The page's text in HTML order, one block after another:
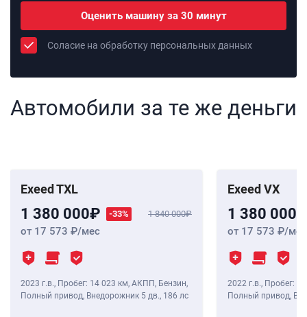
Оценить машину за 30 минут
Соласие на обработку персональных данных
Автомобили за те же деньги
Exeed TXL
1 380 000 -33% 1 840 000
от 17 573 /мес
2023 г.в., Пробег: 14 023 км, АКПП, Бензин,
Полный привод, Внедорожник 5 дв., 186 лс
Exeed VX
1 380 000
от 17 573 /мес
2022 г.в., Пробег:
Полный привод,